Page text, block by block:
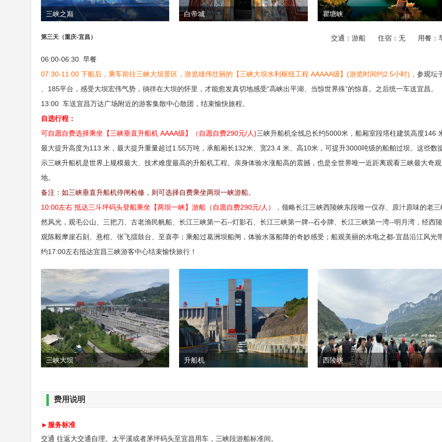
三峡之巅 白帝城 瞿塘峡
第三天（重庆-宜昌） 用餐：
住宿：无
交通：游船
06:00-06:30 早餐
07:30-11:00 下船后，乘车前往三峡大坝景区，游览雄伟壮丽的【三峡大坝水利枢纽工程 AAAAA级】(游览时间约2.5小时)， 参观坛
、185平台，感受大坝宏伟气势，徜徉在大坝的怀里，才能愈发真切地感受“高峡出平湖、当惊世界殊”的惊喜。之后统一车送宜昌。
13:00 车送宜昌万达广场附近的游客集散中心散团，结束愉快旅程。
自选行程：
可自愿自费选择乘坐【三峡垂直升船机 AAAA级】（自愿自费290元/人)三峡升船机全线总长约5000米，船厢室段塔柱建筑高度146
最大提升高度为113 米，最大提升重量超过1.55万吨，承船厢长132米、宽23.4 米、高10米，可提升3000吨级的船舶过坝。这些数
示三峡升船机是世界上规模最大、技术难度最高的升船机工程。亲身体验水涨船高的震撼，也是全世界唯一近距离观看三峡最大奇
地。
备注：如三峡垂直升船机停闸检修，则可选择自费乘坐两坝一峡游船。
10:00左右 抵达三斗坪码头登船乘坐【两坝一峡】游船（自愿自费290元/人）， 领略长江三峡西陵峡东段唯一仅存、原汁原味的老三
然风光，观毛公山、三把刀、古老渔民帆船、长江三峡第一石--灯影石、长江三峡第一牌--石令牌、长江三峡第一湾--明月湾，经西
观陈毅摩崖石刻、悬棺、张飞擂鼓台、至喜亭；乘船过葛洲坝船闸，体验水落船降的奇妙感受；船观美丽的水电之都-宜昌沿江风光
约17:00左右抵达宜昌三峡游客中心结束愉快旅行！
三峡大坝 升船机 西陵峡
费用说明
►服务标准
交通 往返大交通自理。太平溪或者茅坪码头至宜昌用车，三峡段游船标准间。